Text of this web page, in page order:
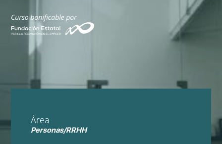
Área
Personas/RRHH